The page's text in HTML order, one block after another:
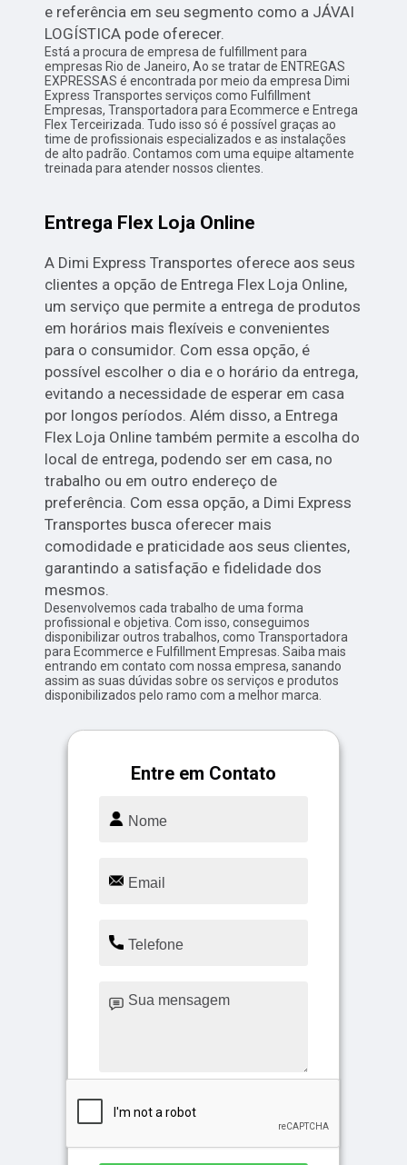
e referência em seu segmento como a JÁVAI
LOGÍSTICA pode oferecer.
Está a procura de empresa de fulfillment para
empresas Rio de Janeiro, Ao se tratar de ENTREGAS
EXPRESSAS é encontrada por meio da empresa Dimi
Express Transportes serviços como Fulfillment
Empresas, Transportadora para Ecommerce e Entrega
Flex Terceirizada. Tudo isso só é possível graças ao
time de profissionais especializados e as instalações
de alto padrão. Contamos com uma equipe altamente
treinada para atender nossos clientes.
Entrega Flex Loja Online
A Dimi Express Transportes oferece aos seus
clientes a opção de Entrega Flex Loja Online,
um serviço que permite a entrega de produtos
em horários mais flexíveis e convenientes
para o consumidor. Com essa opção, é
possível escolher o dia e o horário da entrega,
evitando a necessidade de esperar em casa
por longos períodos. Além disso, a Entrega
Flex Loja Online também permite a escolha do
local de entrega, podendo ser em casa, no
trabalho ou em outro endereço de
preferência. Com essa opção, a Dimi Express
Transportes busca oferecer mais
comodidade e praticidade aos seus clientes,
garantindo a satisfação e fidelidade dos
mesmos.
Desenvolvemos cada trabalho de uma forma
profissional e objetiva. Com isso, conseguimos
disponibilizar outros trabalhos, como Transportadora
para Ecommerce e Fulfillment Empresas. Saiba mais
entrando em contato com nossa empresa, sanando
assim as suas dúvidas sobre os serviços e produtos
disponibilizados pelo ramo com a melhor marca.
Entre em Contato